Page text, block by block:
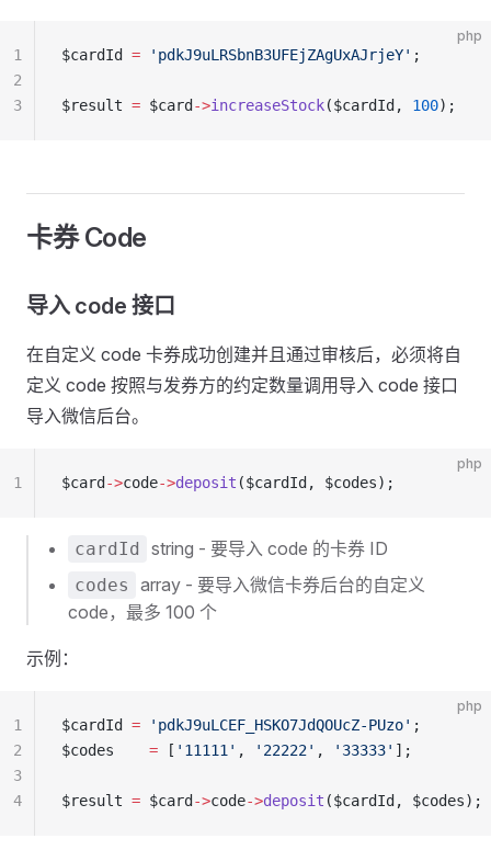
php
$cardId = 'pdkJ9uLRSbnB3UFEjZAgUxAJrjeY' ;
$result = $card ->increaseStock($cardId, 100);
1
2
3
卡券 Code
导入 code 接口
在自定义 code 卡券成功创建并且通过审核后，必须将自
定义 code 按照与发券方的约定数量调用导入 code 接口
导入微信后台。
php
$card ->code->deposit ($cardId, $codes);
1
cardId string - 要导入 code 的卡券 ID
codes
array - 要导入微信卡券后台的自定义
code，最多 100 个
示例：
php
$cardId = 'pdkJ9uLCEF_HSKO7JdQOUcZ-PUzo' ;
$codes = [ '11111' , '22222' , '33333' ];
$result = $card ->code->deposit ($cardId, $codes);
1
2
3
4